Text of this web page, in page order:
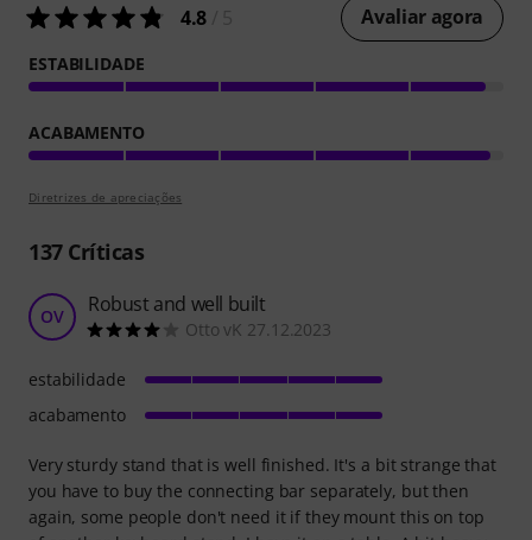
4.8 Avaliar agora
ESTABILIDADE
ACABAMENTO
Diretrizes de apreciações
137Críticas
OV Robust and well built
Otto vK 27.12.2023
Very sturdy stand that is well finished. It's a bit strange that
you have to buy the connecting bar separately, but then
again, some people don't need it if they mount this on top
estabilidade
acabamento